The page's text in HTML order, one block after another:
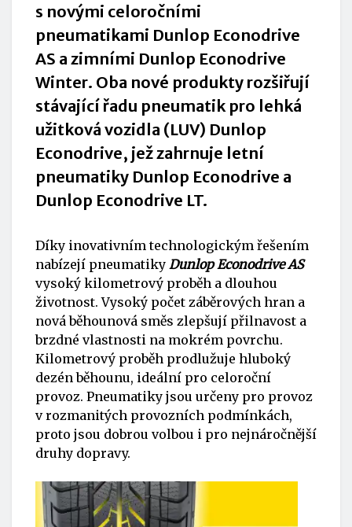
s novými celoročními
pneumatikami Dunlop Econodrive
AS a zimními Dunlop Econodrive
Winter. Oba nové produkty rozšiřují
stávající řadu pneumatik pro lehká
užitková vozidla (LUV) Dunlop
Econodrive, jež zahrnuje letní
pneumatiky Dunlop Econodrive a
Dunlop Econodrive LT.
Díky inovativním technologickým řešením
nabízejí pneumatiky Dunlop Econodrive AS
vysoký kilometrový proběh a dlouhou
životnost. Vysoký počet záběrových hran a
nová běhounová směs zlepšují přilnavost a
brzdné vlastnosti na mokrém povrchu.
Kilometrový proběh prodlužuje hluboký
dezén běhounu, ideální pro celoroční
provoz. Pneumatiky jsou určeny pro provoz
v rozmanitých provozních podmínkách,
proto jsou dobrou volbou i pro nejnáročnější
druhy dopravy.